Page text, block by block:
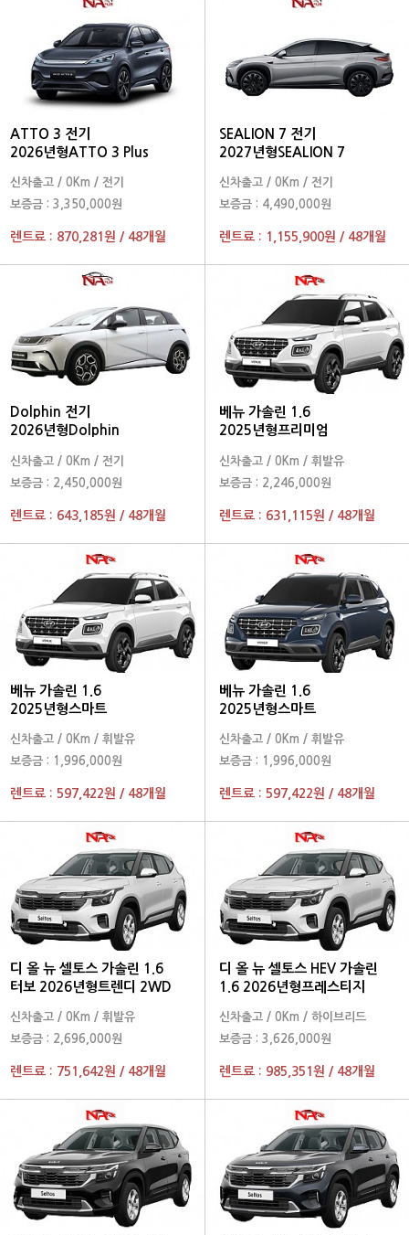
ATTO 3 전기
2026년형ATTO 3 Plus
신차출고/ 0Km / 전기
보증금 : 3,350,000원
렌트료 : 870,281원 / 48개월
SEALION 7 전기
2027년형SEALION 7
신차출고/ 0Km / 전기
보증금 : 4,490,000원
렌트료 : 1,155,900원 / 48개월
Dolphin 전기
2026년형Dolphin
신차출고/ 0Km / 전기
보증금 : 2,450,000원
렌트료 : 643,185원 / 48개월
베뉴 가솔린 1.6
2025년형프리미엄
신차출고/ 0Km / 휘발유
보증금 : 2,246,000원
렌트료 : 631,115원 / 48개월
베뉴 가솔린 1.6
2025년형스마트
신차출고/ 0Km / 휘발유
보증금 : 1,996,000원
렌트료 : 597,422원 / 48개월
베뉴 가솔린 1.6
2025년형스마트
신차출고/ 0Km / 휘발유
보증금 : 1,996,000원
렌트료 : 597,422원 / 48개월
디 올 뉴 셀토스 가솔린 1.6
터보 2026년형트렌디 2WD
신차출고/ 0Km / 휘발유
보증금 : 2,696,000원
렌트료 : 751,642원 / 48개월
디 올 뉴 셀토스 HEV 가솔린
1.6 2026년형프레스티지
신차출고/ 0Km / 하이브리드
보증금 : 3,626,000원
렌트료 : 985,351원 / 48개월